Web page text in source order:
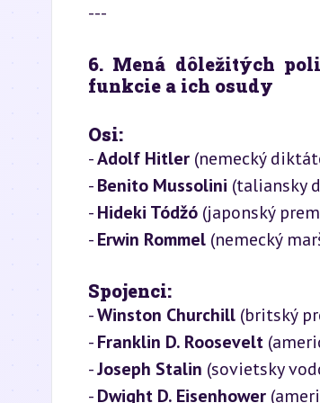
---
6. Mená dôležitých
funkcie a ich osudy
Osi:
- Adolf Hitler (nemecký
- Benito Mussolini (taliansky
- Hideki Tódžó (japonský
- Erwin Rommel (nemecký
Spojenci:
- Winston Churchill (britský
- Franklin D. Roosevelt
- Joseph Stalin (sovietsky
- Dwight D. Eisenhower